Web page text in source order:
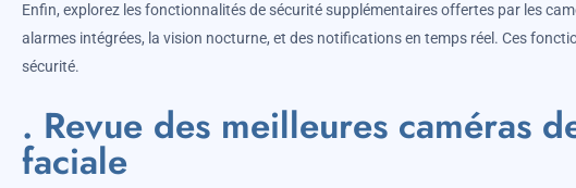
Enfin, explorez les fonctionnalités de sécurité supplémentaires offertes par les
alarmes intégrées, la vision nocturne, et des notifications en temps réel. Ces
sécurité.
. Revue des meilleures caméras
faciale